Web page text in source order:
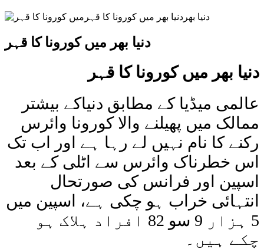
دنیا بھر میں کورونا کا قہر
دنیا بھر میں کورونا کا قہر
عالمی میڈیا کے مطابق دنیاکے بیشتر
ممالک میں پھیلنے والا کورونا وائرس
رکنے کا نام نہیں لے رہا ہے اور اب تک
اس خطرناک وائرس سے اٹلی کے بعد
اسپین اور فرانس کی صورتحال
انتہائی خراب ہو چکی ہے، اسپین میں
5 ہزار 9 سو 82 افراد ہلاک ہو
چکے ہیں۔